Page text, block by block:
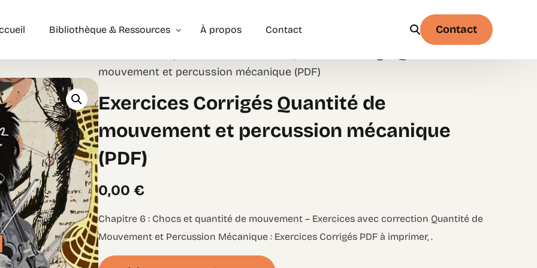
Bibliothèque & Ressources
Exercices Corrigés
– les bases Géométrie – Niveau 2 Physique Statistique & probabilités – Niveau 1
À propos Contact Contact
Bibliothèque & Ressources Physique
Chapitre
mouvement et percussion mécanique (PDF)
Exercices Corrigés Quantité de
mouvement et percussion mécanique
(PDF)
0,00€
Chapitre 6 : Chocs et quantité de mouvement – Exercices avec correction Quantité de
Mouvement et Percussion Mécanique : Exercices Corrigés PDF à imprimer, .